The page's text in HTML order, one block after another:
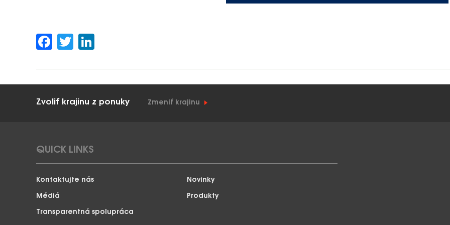
Facebook
Twitter
Zvoliť krajinu z ponuky Zmeniť krajinu
QUICK LINKS
Kontaktujte nás Novinky
Médiá Produkty
Transparentná spolupráca